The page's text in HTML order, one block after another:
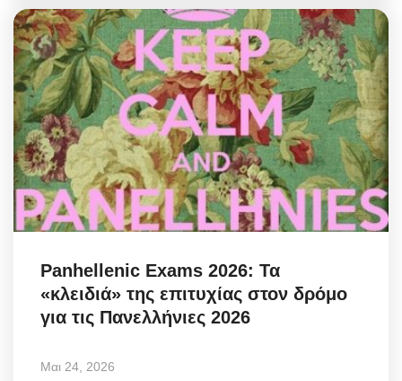
Panhellenic Exams 2026: Τα
«κλειδιά» της επιτυχίας στον δρόμο
για τις Πανελλήνιες 2026
Μαι 24, 2026